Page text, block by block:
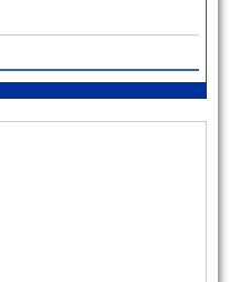
৪৬তম মৃত্যুবার্ষিকী